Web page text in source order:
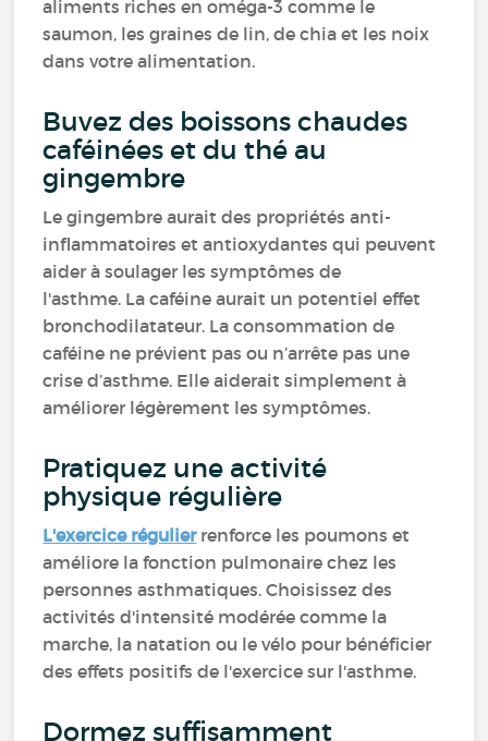
aliments riches en oméga-3 comme le
saumon, les graines de lin, de chia et les noix
dans votre alimentation.
Buvez des boissons chaudes
caféinées et du thé au
gingembre
Le gingembre aurait des propriétés anti-
inflammatoires et antioxydantes qui peuvent
aider à soulager les symptômes de
l'asthme. La caféine aurait un potentiel effet
bronchodilatateur. La consommation de
caféine ne prévient pas ou n’arrête pas une
crise d’asthme. Elle aiderait simplement à
améliorer légèrement les symptômes.
Pratiquez une activité
physique régulière
L'exercice régulierrenforce les poumons et
améliore la fonction pulmonaire chez les
personnes asthmatiques. Choisissez des
activités d'intensité modérée comme la
marche, la natation ou le vélo pour bénéficier
des effets positifs de l'exercice sur l'asthme.
Dormez suffisamment